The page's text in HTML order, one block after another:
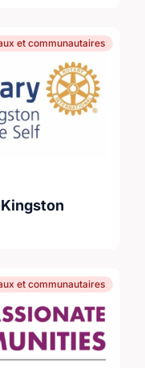
et communautaires
et communautaires